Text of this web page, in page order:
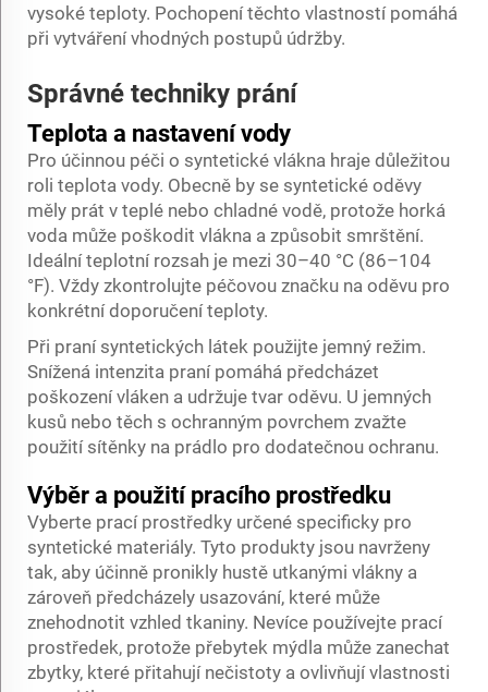
vysoké teploty. Pochopení těchto vlastností pomáhá
při vytváření vhodných postupů údržby.
Správné techniky prání
Teplota a nastavení vody
Pro účinnou péči o syntetické vlákna hraje důležitou
roli teplota vody. Obecně by se syntetické oděvy
měly prát v teplé nebo chladné vodě, protože horká
voda může poškodit vlákna a způsobit smrštění.
Ideální teplotní rozsah je mezi 30–40 °C (86–104
°F). Vždy zkontrolujte péčovou značku na oděvu pro
konkrétní doporučení teploty.
Při praní syntetických látek použijte jemný režim.
Snížená intenzita praní pomáhá předcházet
poškození vláken a udržuje tvar oděvu. U jemných
kusů nebo těch s ochranným povrchem zvažte
použití sítěnky na prádlo pro dodatečnou ochranu.
Výběr a použití pracího prostředku
Vyberte prací prostředky určené specificky pro
syntetické materiály. Tyto produkty jsou navrženy
tak, aby účinně pronikly hustě utkanými vlákny a
zároveň předcházely usazování, které může
znehodnotit vzhled tkaniny. Nevíce používejte prací
prostředek, protože přebytek mýdla může zanechat
zbytky, které přitahují nečistoty a ovlivňují vlastnosti